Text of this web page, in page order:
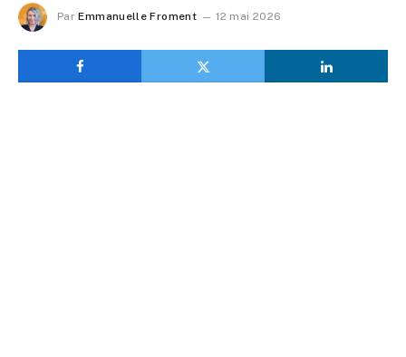
Par Emmanuelle Froment 12 mai 2026